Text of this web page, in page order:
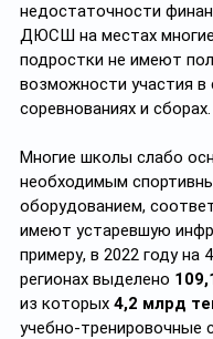
недостаточности
ДЮСШ на местах
подростки не имеют
возможности участия в
соревнованиях и сборах.
Многие школы слабо
необходимым
оборудованием,
имеют устаревшую
примеру, в 2022 году
регионах выделено
из которых 4,2 млрд
учебно-тренировочные